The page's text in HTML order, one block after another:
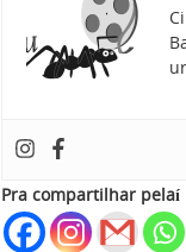
Pra compartilhar pelaí